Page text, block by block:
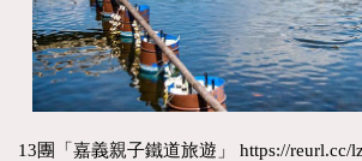
13團「嘉義親子鐵道旅遊」 https://reurl.cc/